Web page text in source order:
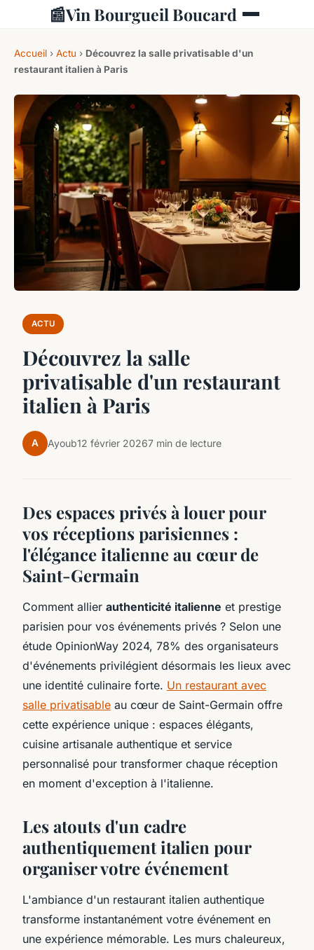
📰Vin Bourgueil Boucard
Accueil › Actu › Découvrez la salle privatisable d'un
restaurant italien à Paris
ACTU
Découvrez la salle
privatisable d'un restaurant
italien à Paris
A Ayoub12 février 20267 min de lecture
Des espaces privés à louer pour
vos réceptions parisiennes :
l'élégance italienne au cœur de
Saint-Germain
Comment allier authenticité italienne et prestige
parisien pour vos événements privés ? Selon une
étude OpinionWay 2024, 78% des organisateurs
d'événements privilégient désormais les lieux avec
une identité culinaire forte. Un restaurant avec
salle privatisable au cœur de Saint-Germain offre
cette expérience unique : espaces élégants,
cuisine artisanale authentique et service
personnalisé pour transformer chaque réception
en moment d'exception à l'italienne.
Les atouts d'un cadre
authentiquement italien pour
organiser votre événement
L'ambiance d'un restaurant italien authentique
transforme instantanément votre événement en
une expérience mémorable. Les murs chaleureux,